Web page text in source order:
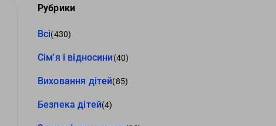
Рубрики
Всі(430)
Сім'я і відносини(40)
Виховання дітей(85)
Безпека дітей(4)